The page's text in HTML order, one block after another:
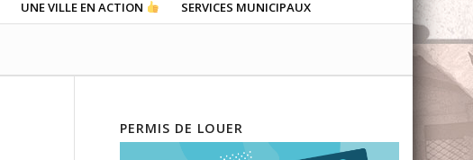
UNE VILLE EN ACTION SERVICES MUNICIPAUX
PERMIS DE LOUER